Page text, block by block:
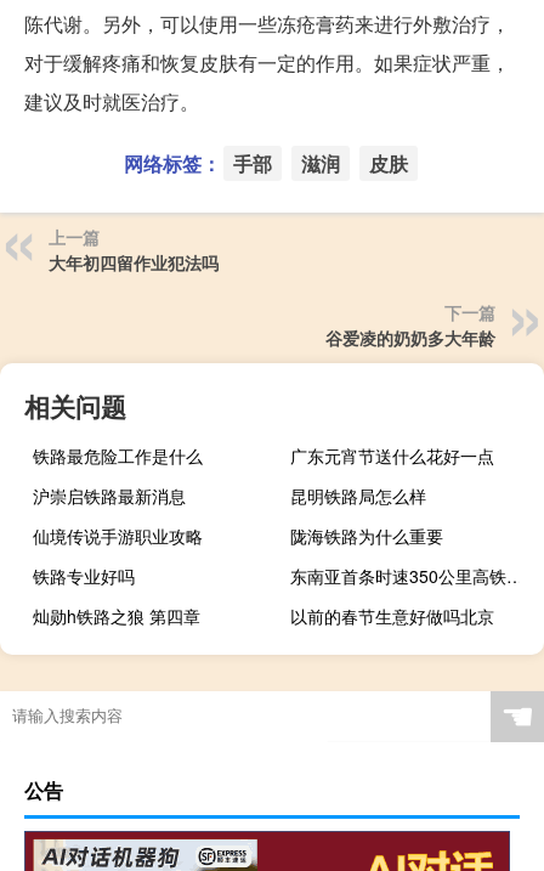
陈代谢。另外，可以使用一些冻疮膏药来进行外敷治疗，
对于缓解疼痛和恢复皮肤有一定的作用。如果症状严重，
建议及时就医治疗。
网络标签： 手部 滋润 皮肤
上一篇
大年初四留作业犯法吗
下一篇
谷爱凌的奶奶多大年龄
相关问题
铁路最危险工作是什么
广东元宵节送什么花好一点
沪崇启铁路最新消息
昆明铁路局怎么样
仙境传说手游职业攻略
陇海铁路为什么重要
铁路专业好吗
东南亚首条时速350公里高铁启用 雅万高铁首批乘客：中国人民真是技术天才
灿勋h铁路之狼 第四章
以前的春节生意好做吗北京
☚
公告